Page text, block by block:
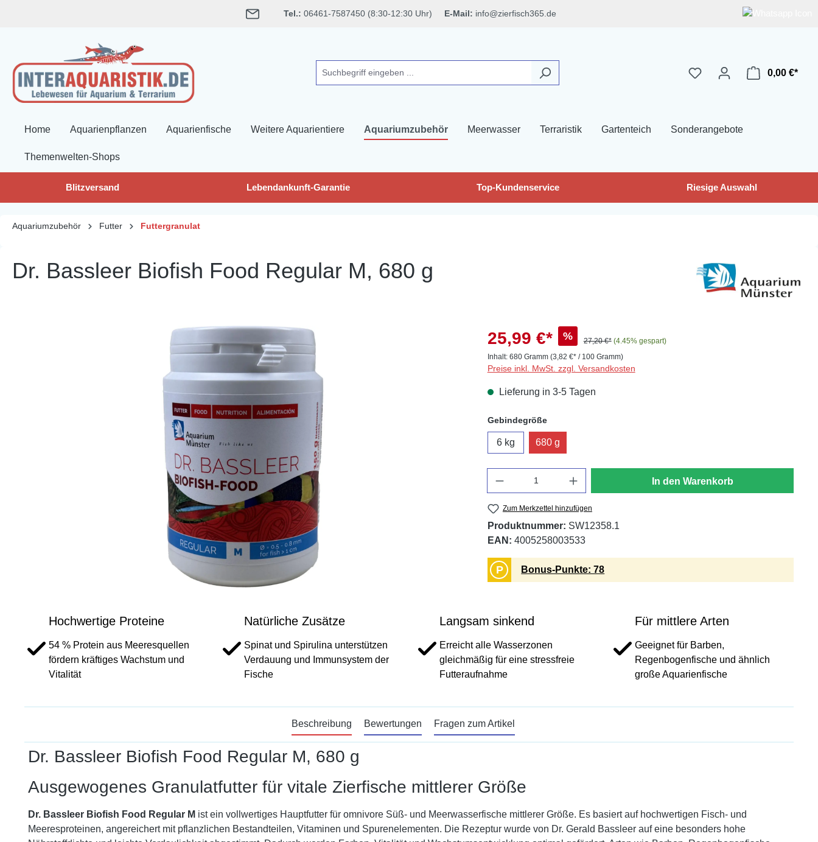
Tel.: 06461-7587450 (8:30-12:30 Uhr) E-Mail: info@zierfisch365.de
0,00 €*
Home Aquarienpflanzen Aquarienfische Weitere Aquarientiere Aquariumzubehör Meerwasser Terraristik Gartenteich Sonderangebote
Themenwelten-Shops
Blitzversand Lebendankunft-Garantie Top-Kundenservice Riesige Auswahl
Aquariumzubehör Futter Futtergranulat
Dr. Bassleer Biofish Food Regular M, 680 g
25,99 €* % 27,20 €* (4.45% gespart)
Inhalt: 680 Gramm (3,82 €* / 100 Gramm)
Preise inkl. MwSt. zzgl. Versandkosten
Lieferung in 3-5 Tagen
Gebindegrößeauswählen
6 kg 680 g
In den Warenkorb
Zum Merkzettel hinzufügen
Produktnummer: SW12358.1
EAN: 4005258003533
P Bonus-Punkte: 78
Hochwertige Proteine
54 % Protein aus Meeresquellen
fördern kräftiges Wachstum und
Vitalität
Natürliche Zusätze
Spinat und Spirulina unterstützen
Verdauung und Immunsystem der
Fische
Langsam sinkend
Erreicht alle Wasserzonen
gleichmäßig für eine stressfreie
Futteraufnahme
Für mittlere Arten
Geeignet für Barben,
Regenbogenfische und ähnlich
große Aquarienfische
Beschreibung Bewertungen Fragen zum Artikel
Dr. Bassleer Biofish Food Regular M, 680 g
Ausgewogenes Granulatfutter für vitale Zierfische mittlerer Größe
Dr. Bassleer Biofish Food Regular M ist ein vollwertiges Hauptfutter für omnivore Süß- und Meerwasserfische mittlerer Größe. Es basiert auf hochwertigen Fisch- und
Meeresproteinen, angereichert mit pflanzlichen Bestandteilen, Vitaminen und Spurenelementen. Die Rezeptur wurde von Dr. Gerald Bassleer auf eine besonders hohe